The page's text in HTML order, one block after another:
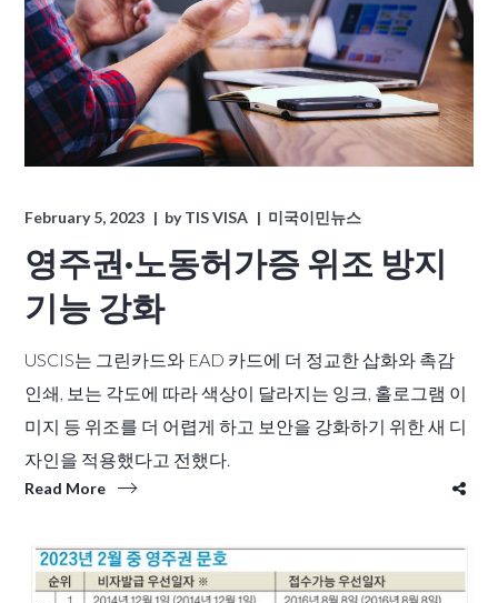
February 5, 2023 byTIS VISA 미국이민뉴스
영주권·노동허가증 위조 방지
기능 강화
USCIS는 그린카드와 EAD 카드에 더 정교한 삽화와 촉감
인쇄, 보는 각도에 따라 색상이 달라지는 잉크, 홀로그램 이
미지 등 위조를 더 어렵게 하고 보안을 강화하기 위한 새 디
자인을 적용했다고 전했다.
Read More